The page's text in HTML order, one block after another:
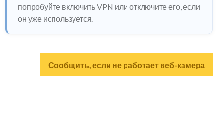
попробуйте включить VPN или отключите его, если
он уже используется.
Сообщить, если не работает веб-камера